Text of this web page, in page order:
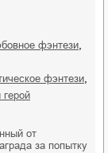
фэнтези
фэнтези
герой
от
за попытку